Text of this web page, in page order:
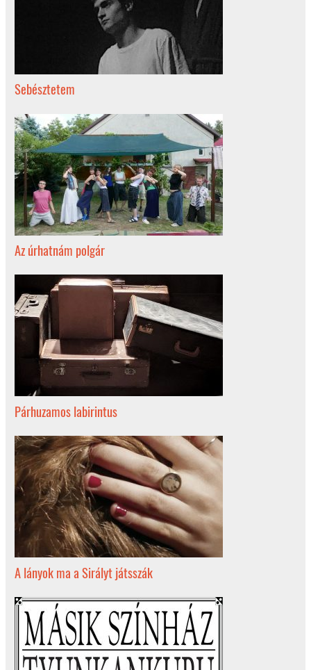
Sebésztetem
Az úrhatnám polgár
Párhuzamos labirintus
A lányok ma a Sirályt játsszák